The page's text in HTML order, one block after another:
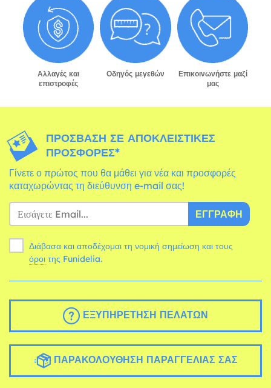
Αλλαγές και
επιστροφές
Οδηγός μεγεθών
Επικοινωνήστε μαζί
μας
ΠΡΌΣΒΑΣΗ ΣΕ ΑΠΟΚΛΕΙΣΤΙΚΈΣ
ΠΡΟΣΦΟΡΈΣ*
Γίνετε ο πρώτος που θα μάθει για νέα και προσφορές
καταχωρώντας τη διεύθυνση e-mail σας!
ΕΓΓΡΑΦΉ
Διάβασα και αποδέχομαι τη νομική σημείωση και τους
όροι της Funidelia.
ΕΞΥΠΗΡΈΤΗΣΗ ΠΕΛΑΤΏΝ
ΠΑΡΑΚΟΛΟΎΘΗΣΗ ΠΑΡΑΓΓΕΛΊΑΣ ΣΑΣ